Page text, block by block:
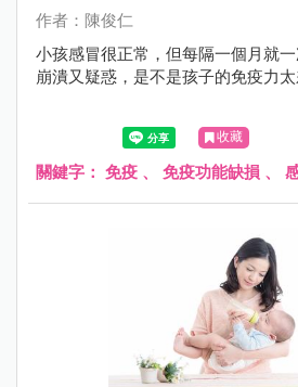
作者：陳俊仁
小孩感冒很正常，但每隔一個月就
崩潰又疑惑，是不是孩子的免疫力
收藏
關鍵字： 免疫 、 免疫功能缺損 、